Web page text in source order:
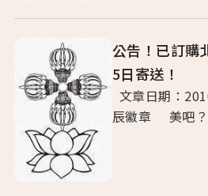
公告！已訂購
5日寄送！
文章日期：
辰徽章 美吧？